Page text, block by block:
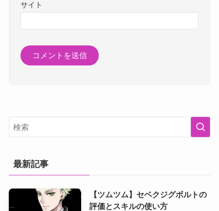
サイト
最新記事
【ツムツム】セベクジグボルトの
評価とスキルの使い方